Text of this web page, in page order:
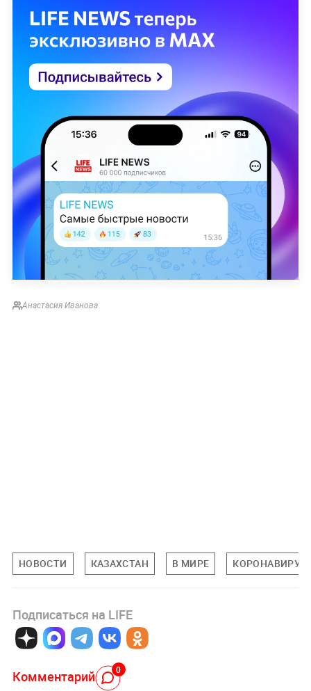
Анастасия Иванова
НОВОСТИ КАЗАХСТАН В МИРЕ КОРОНАВИРУС
Подписаться на LIFE
Комментарий 0